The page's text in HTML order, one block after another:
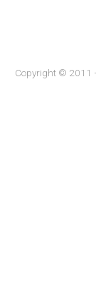
Copyright © 2011